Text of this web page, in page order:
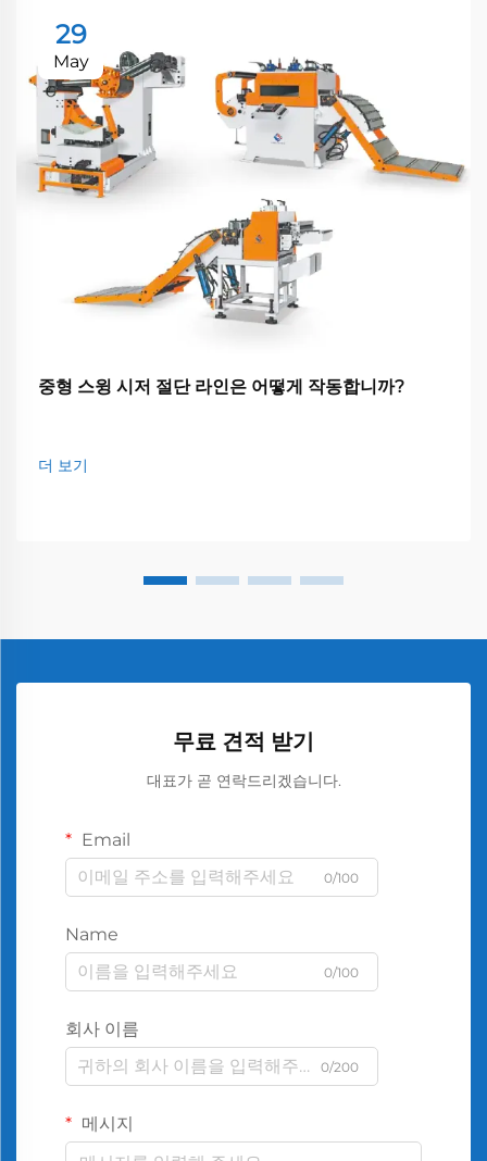
29
May
중형 스윙 시저 절단 라인은 어떻게 작동합니까?
더 보기
무료 견적 받기
대표가 곧 연락드리겠습니다.
Email
0/100
Name
0/100
회사 이름
0/200
메시지